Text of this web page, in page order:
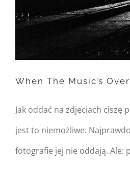
Warning:
array offset
content/
When The Music’s Over
Jak oddać na zdjęciach ciszę
jest to niemożliwe.
fotografie jej nie oddają. Ale: